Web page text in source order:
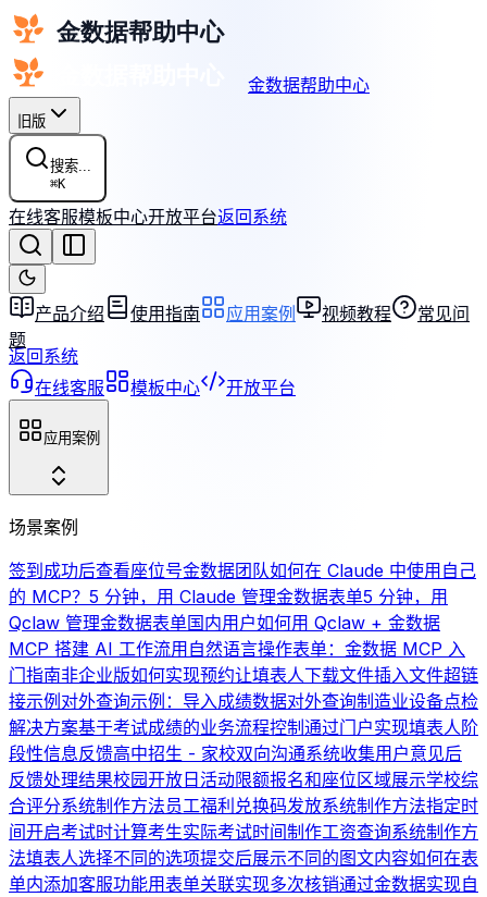
金数据帮助中心
旧版
搜索...
⌘K
在线客服模板中心开放平台返回系统
产品介绍 使用指南 应用案例 视频教程
常见问
题
返回系统
在线客服
模板中心 开放平台
应用案例
场景案例
签到成功后查看座位号金数据团队如何在 Claude 中使用自己
的 MCP？ 5 分钟，用 Claude 管理金数据表单5 分钟，用
Qclaw 管理金数据表单国内用户如何用 Qclaw + 金数据
MCP 搭建 AI 工作流用自然语言操作表单：金数据 MCP 入
门指南非企业版如何实现预约让填表人下载文件插入文件超链
接示例对外查询示例：导入成绩数据对外查询制造业设备点检
解决方案基于考试成绩的业务流程控制通过门户实现填表人阶
段性信息反馈高中招生 - 家校双向沟通系统收集用户意见后
反馈处理结果校园开放日活动限额报名和座位区域展示学校综
合评分系统制作方法员工福利兑换码发放系统制作方法指定时
间开启考试时计算考生实际考试时间制作工资查询系统制作方
法填表人选择不同的选项提交后展示不同的图文内容如何在表
单内添加客服功能用表单关联实现多次核销通过金数据实现自